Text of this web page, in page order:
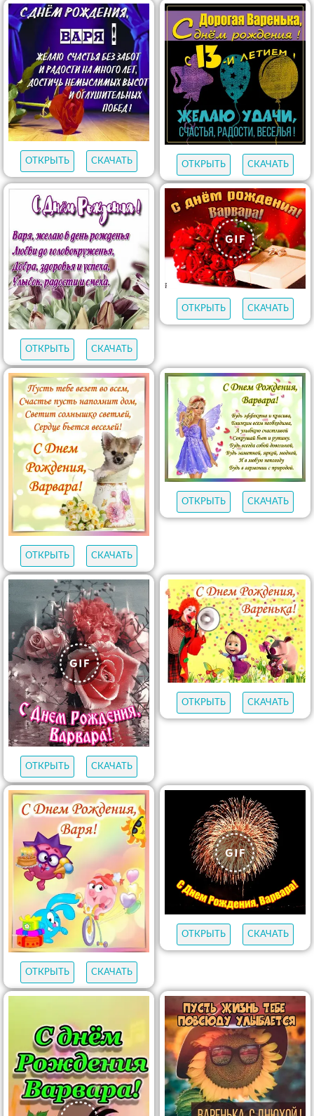
ОТКРЫТЬ СКАЧАТЬ ОТКРЫТЬ СКАЧАТЬ
ОТКРЫТЬ СКАЧАТЬ
ОТКРЫТЬ СКАЧАТЬ
ОТКРЫТЬ СКАЧАТЬ
ОТКРЫТЬ СКАЧАТЬ
ОТКРЫТЬ СКАЧАТЬ
ОТКРЫТЬ СКАЧАТЬ
ОТКРЫТЬ СКАЧАТЬ
ОТКРЫТЬ СКАЧАТЬ